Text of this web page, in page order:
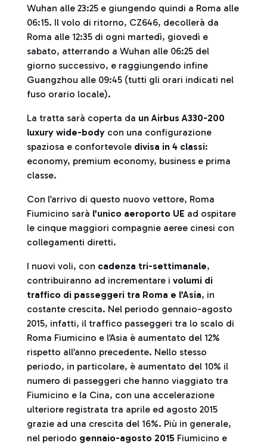
Wuhan alle 23:25 e giungendo quindi a Roma alle
06:15. Il volo di ritorno, CZ646, decollerà da
Roma alle 12:35 di ogni martedì, giovedì e
sabato, atterrando a Wuhan alle 06:25 del
giorno successivo, e raggiungendo infine
Guangzhou alle 09:45 (tutti gli orari indicati nel
fuso orario locale).
La tratta sarà coperta da un Airbus A330-200
luxury wide-body con una configurazione
spaziosa e confortevole divisa in 4 classi:
economy, premium economy, business e prima
classe.
Con l’arrivo di questo nuovo vettore, Roma
Fiumicino sarà l’unico aeroporto UE ad ospitare
le cinque maggiori compagnie aeree cinesi con
collegamenti diretti.
I nuovi voli, con cadenza tri-settimanale,
contribuiranno ad incrementare i volumi di
traffico di passeggeri tra Roma e l’Asia, in
costante crescita. Nel periodo gennaio-agosto
2015, infatti, il traffico passeggeri tra lo scalo di
Roma Fiumicino e l’Asia è aumentato del 12%
rispetto all’anno precedente. Nello stesso
periodo, in particolare, è aumentato del 10% il
numero di passeggeri che hanno viaggiato tra
Fiumicino e la Cina, con una accelerazione
ulteriore registrata tra aprile ed agosto 2015
grazie ad una crescita del 16%. Più in generale,
nel periodo gennaio-agosto 2015 Fiumicino e